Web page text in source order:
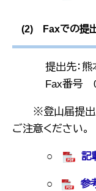
(2) Faxでの提
提出先：熊本
Fax番号
※登山届提出用
ご注意ください。
○ 記
○ 参